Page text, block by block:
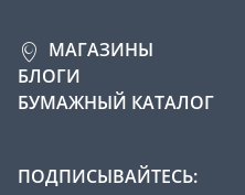
МАГАЗИНЫ
БЛОГИ
БУМАЖНЫЙ КАТАЛОГ
ПОДПИСЫВАЙТЕСЬ: